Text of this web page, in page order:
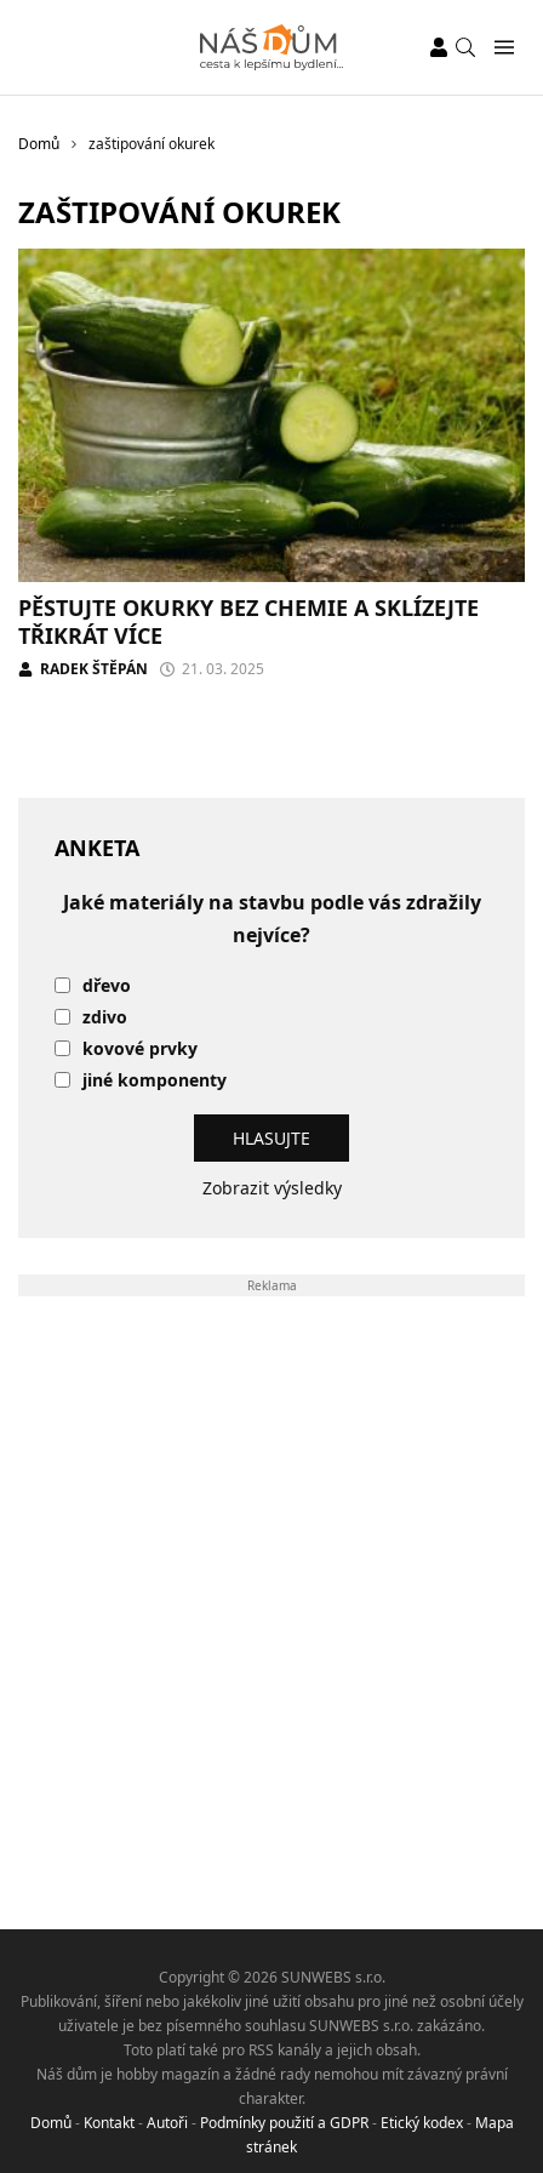
Domů zaštipování okurek
ZAŠTIPOVÁNÍ OKUREK
PĚSTUJTE OKURKY BEZ CHEMIE A SKLÍZEJTE
TŘIKRÁT VÍCE
RADEK ŠTĚPÁN 21. 03. 2025
ANKETA
Jaké materiály na stavbu podle vás zdražily
nejvíce?
dřevo
zdivo
kovové prvky
jiné komponenty
Zobrazit výsledky
Reklama
Copyright © 2026 SUNWEBS s.r.o.
Publikování, šíření nebo jakékoliv jiné užití obsahu pro jiné než osobní účely
uživatele je bez písemného souhlasu SUNWEBS s.r.o. zakázáno.
Toto platí také pro RSS kanály a jejich obsah.
Náš dům je hobby magazín a žádné rady nemohou mít závazný právní
charakter.
Domů- Kontakt-Autoři - Podmínky použití a GDPR- Etický kodex- Mapa
stránek